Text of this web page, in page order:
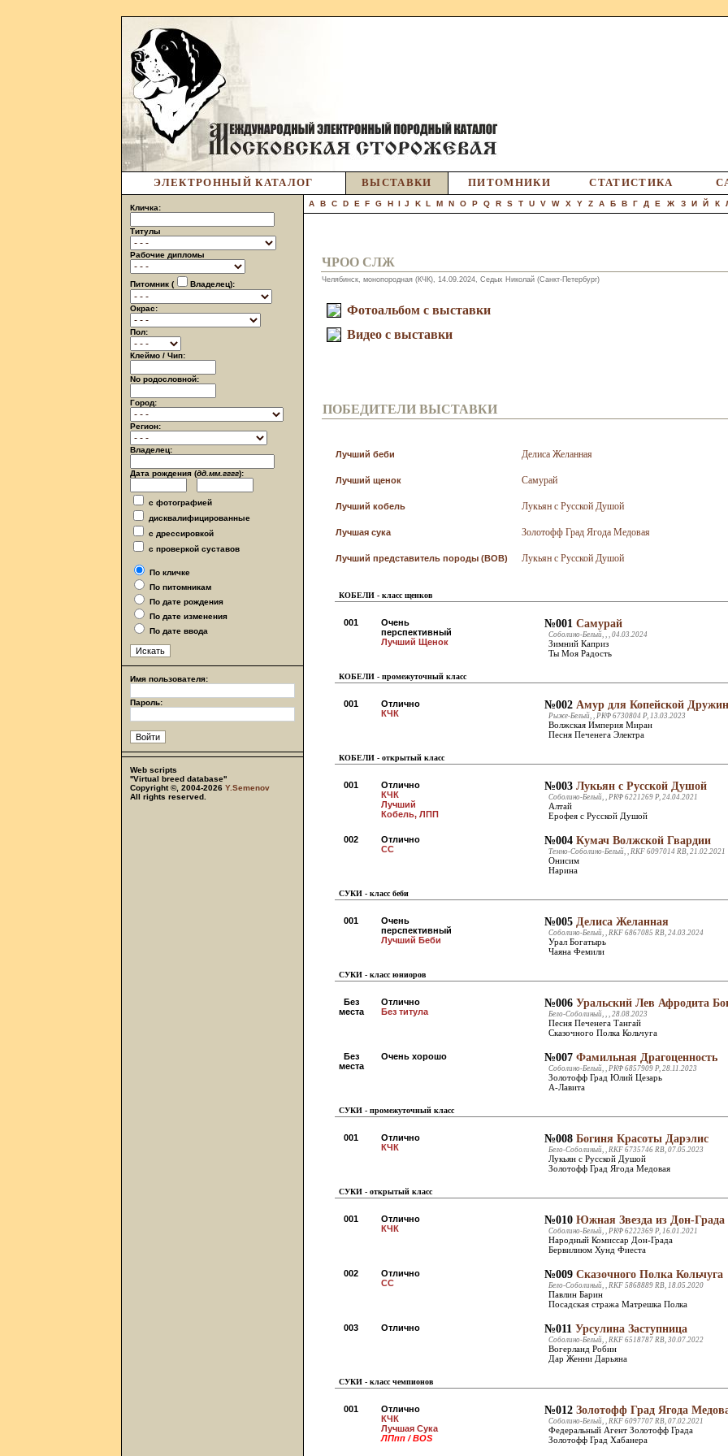
ЭЛЕКТРОННЫЙ КАТАЛОГ ВЫСТАВКИ ПИТОМНИКИ СТАТИСТИКА
Кличка:
Титулы
Рабочие дипломы
Питомник ( Владелец):
Окрас:
Пол:
Клеймо / Чип:
No родословной:
Город:
Регион:
Владелец:
Дата рождения (дд.мм.гггг):
с фотографией
дисквалифицированные
с дрессировкой
с проверкой суставов
По кличке
По питомникам
По дате рождения
По дате изменения
По дате ввода
Имя пользователя:
Пароль:
Web scripts
''Virtual breed database''
Copyright ©, 2004-2026 Y.Semenov
All rights reserved.
A B C D E F G H I J K L M N O P Q R S T U V W X Y Z А Б В Г Д Е Ж З И Й К
ЧРОО СЛЖ
Челябинск, монопородная (КЧК), 14.09.2024, Седых Николай (Санкт-Петербург)
Фотоальбом с выставки
Видео с выставки
ПОБЕДИТЕЛИ ВЫСТАВКИ
Лучший беби Делиса Желанная
Лучший щенок Самурай
Лучший кобель Лукьян с Русской Душой
Лучшая сука Золотофф Град Ягода Медовая
Лучший представитель породы (BOB) Лукьян с Русской Душой
КОБЕЛИ - класс щенков
001
Очень
перспективный
Лучший Щенок
№001 Самурай
Соболино-Белый, , , 04.03.2024
Зимний Каприз
Ты Моя Радость
КОБЕЛИ - промежуточный класс
001
Отлично
КЧК
№002 Амур для Копейской
Рыже-Белый, , РКФ 6730804 Р, 13.03.2023
Волжская Империя Миран
Песня Печенега Электра
КОБЕЛИ - открытый класс
001
Отлично
КЧК
Лучший
Кобель, ЛПП
№003 Лукьян с Русской Душой
Соболино-Белый, , РКФ 6221269 Р, 24.04.2021
Алтай
Ерофея с Русской Душой
002
Отлично
СС
№004 Кумач Волжской Гвардии
Темно-Соболино-Белый, , RKF 6097014 RB, 21.02.2021
Онисим
Нарина
СУКИ - класс беби
001
Очень
перспективный
Лучший Беби
№005 Делиса Желанная
Соболино-Белый, , RKF 6867085 RB, 24.03.2024
Урал Богатырь
Чаяна Фемили
СУКИ - класс юниоров
Без
места
Отлично
Без титула
№006 Уральский Лев Афродита
Бело-Соболиный, , , 28.08.2023
Песня Печенега Тангай
Сказочного Полка Кольчуга
Без
места
Очень хорошо №007 Фамильная Драгоценность
Соболино-Белый, , РКФ 6857909 Р, 28.11.2023
Золотофф Град Юлий Цезарь
А-Лавита
СУКИ - промежуточный класс
001
Отлично
КЧК
№008 Богиня Красоты Дарэлис
Бело-Соболиный, , RKF 6735746 RB, 07.05.2023
Лукьян с Русской Душой
Золотофф Град Ягода Медовая
СУКИ - открытый класс
001
Отлично
КЧК
№010 Южная Звезда из Дон-Града
Соболино-Белый, , РКФ 6222369 Р, 16.01.2021
Народный Комиссар Дон-Града
Бервилиюм Хунд Фиеста
002
Отлично
СС
№009 Сказочного Полка Кольчуга
Бело-Соболиный, , RKF 5868889 RB, 18.05.2020
Павлин Барин
Посадская стража Матрешка Полка
003 Отлично №011 Урсулина Заступница
Соболино-Белый, , RKF 6518787 RB, 30.07.2022
Вогерланд Робин
Дар Женни Дарьяна
СУКИ - класс чемпионов
001
Отлично
КЧК
Лучшая Сука
ЛПпп / BOS
№012 Золотофф Град Ягода
Соболино-Белый, , RKF 6097707 RB, 07.02.2021
Федеральный Агент Золотофф Града
Золотофф Град Хабанера